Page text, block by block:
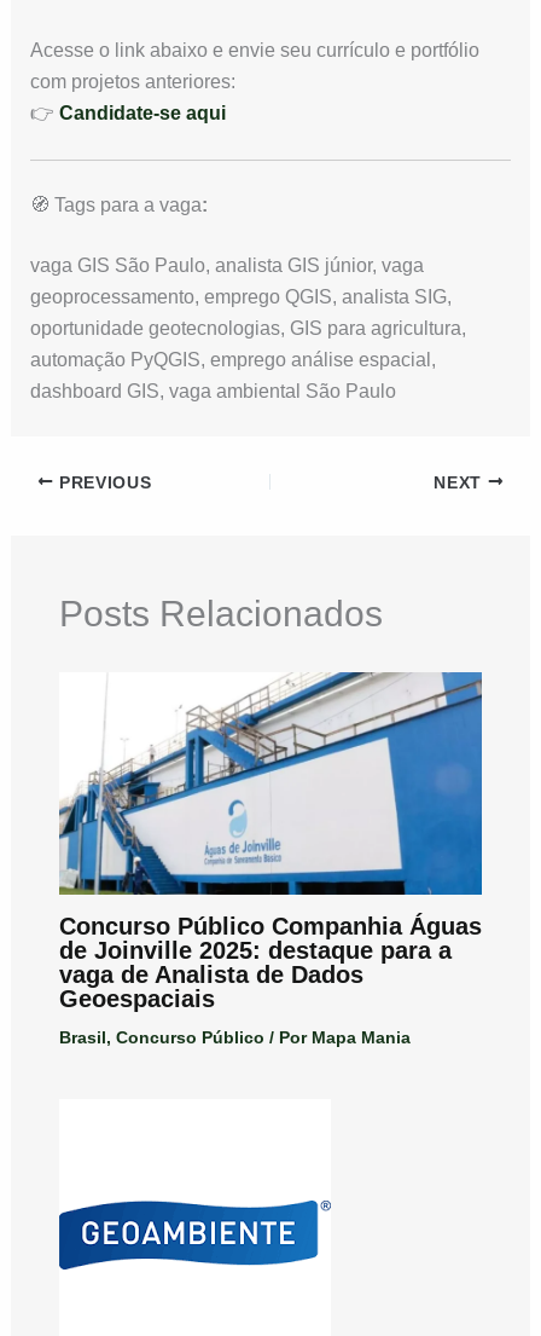
Acesse o link abaixo e envie seu currículo e portfólio
com projetos anteriores:
👉 Candidate-se aqui
🧭 Tags para a vaga:
vaga GIS São Paulo, analista GIS júnior, vaga
geoprocessamento, emprego QGIS, analista SIG,
oportunidade geotecnologias, GIS para agricultura,
automação PyQGIS, emprego análise espacial,
dashboard GIS, vaga ambiental São Paulo
PREVIOUS NEXT
Posts Relacionados
Concurso Público Companhia Águas
de Joinville 2025: destaque para a
vaga de Analista de Dados
Geoespaciais
Brasil, Concurso Público / Por Mapa Mania